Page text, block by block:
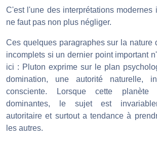
C'est l'une des interprétations modernes
ne faut pas non plus négliger.
Ces quelques paragraphes sur la nature
incomplets si un dernier point important
ici : Pluton exprime sur le plan
domination, une autorité naturelle,
consciente. Lorsque cette
dominantes, le sujet est
autoritaire et surtout a tendance à
les autres.